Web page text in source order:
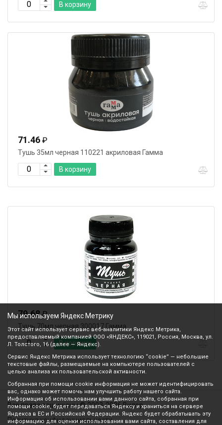
В корзину
71.46 ₽
Тушь 35мл черная 110221 акриловая Гамма
В корзину
79.68₽
Тушь 70мл черная 300017 Гамма
В корзину
Все права защищены © 2003-2026 Вилор
Политика конфиденциальности
Мы используем Яндекс Метрику
Этот сайт использует сервис веб-аналитики Яндекс Метрика,
предоставляемый компанией ООО «ЯНДЕКС», 119021, Россия, Москва, ул.
Л. Толстого, 16 (далее — Яндекс).
Сервис Яндекс Метрика использует технологию “cookie” — небольшие
текстовые файлы, размещаемые на компьютере пользователей с
целью анализа их пользовательской активности.
Собранная при помощи cookie информация не может идентифицировать
вас, однако может помочь нам улучшить работу нашего сайта.
Информация об использовании вами данного сайта, собранная при
помощи cookie, будет передаваться Яндексу и храниться на сервере
Яндекса в ЕС и Российской Федерации. Яндекс будет обрабатывать эту
информацию для оценки использования вами сайта, составления для